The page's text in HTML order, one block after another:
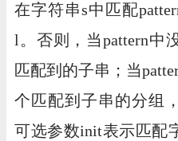
在字符串s中匹配
l。否则，当pattern中
匹配到的子串；当
个匹配到子串的分组
可选参数init表示匹配